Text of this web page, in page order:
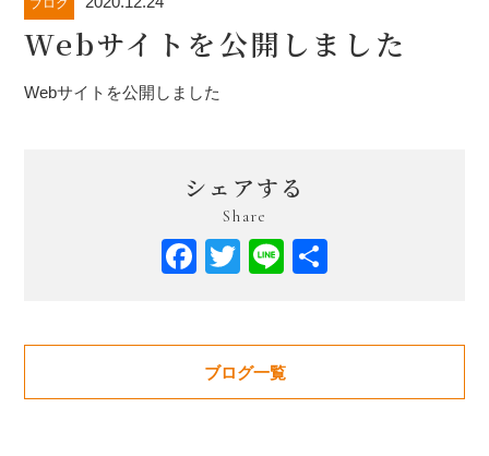
ブログ
Webサイトを公開しました
Webサイトを公開しました
シェアする
Share
Facebook
Twitter
Line
ブログ一覧